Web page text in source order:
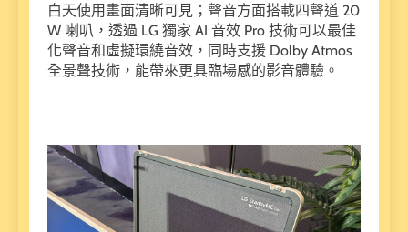
白天使用畫面清晰可見；聲音方面搭載四聲道 20
W 喇叭，透過 LG 獨家 AI 音效 Pro 技術可以最佳
化聲音和虛擬環繞音效，同時支援 Dolby Atmos
全景聲技術，能帶來更具臨場感的影音體驗。